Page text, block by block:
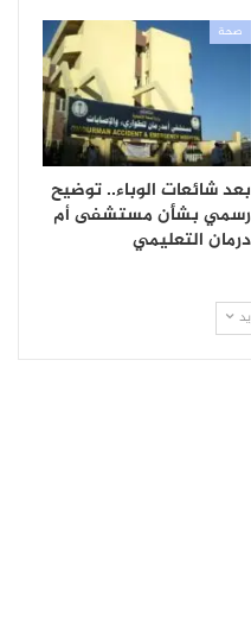
صحة
بعد شائعات الوباء.. توضيح
رسمي بشأن مستشفى أم
درمان التعليمي